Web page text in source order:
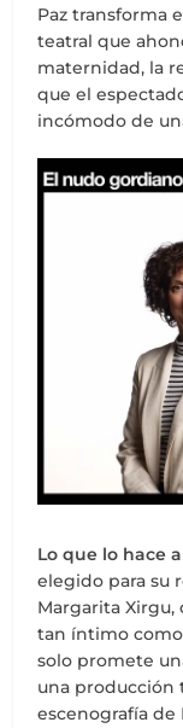
Paz transforma
teatral que
maternidad, la
que el
incómodo de
Lo que lo hace
elegido para su
Margarita Xirgu,
tan íntimo
solo promete
una producción
escenografía de